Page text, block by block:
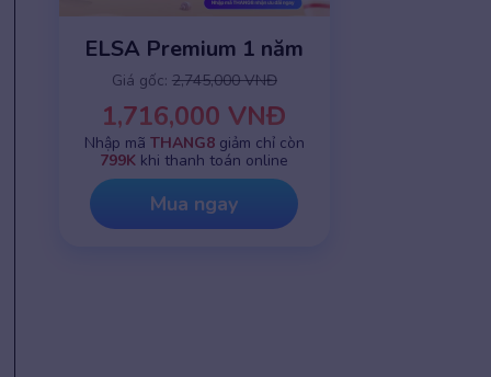
ELSA Premium 1 năm
Giá gốc: 2,745,000 VNĐ
1,716,000 VNĐ
Nhập mã THANG8giảm chỉ còn
799K khi thanh toán online
Mua ngay